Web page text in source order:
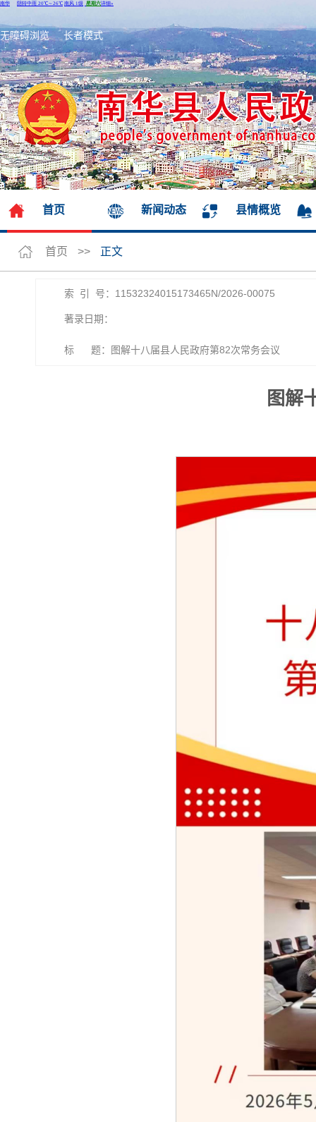
无障碍浏览 长者模式
首页 新闻动态 县情概览
首页 >> 正文
索 引 号：11532324015173465N/2026-00075
著录日期：
标 题：图解十八届县人民政府第82次常务会议
图解